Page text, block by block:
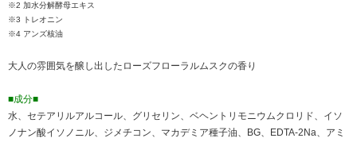
※2 加水分解酵母エキス
※3 トレオニン
※4 アンズ核油
大人の雰囲気を醸し出したローズフローラルムスクの香り
■成分■
水、セテアリルアルコール、グリセリン、ベヘントリモニウムクロリド、イソ
ノナン酸イソノニル、ジメチコン、マカデミア種子油、BG、EDTA-2Na、アミ